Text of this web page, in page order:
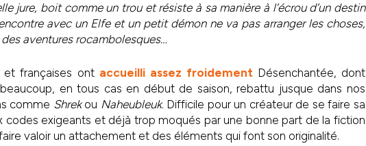
jure, boit comme un trou et résiste à sa manière à l’écrou d’un destin
avec un Elfe et un petit démon ne va pas arranger les choses,
aventures rocambolesques…
et françaises ont accueilli assez froidement Désenchantée, dont
en tous cas en début de saison, rebattu jusque dans nos
comme Shrekou Naheubleuk. Difficile pour un créateur de se faire sa
codes exigeants et déjà trop moqués par une bonne part de la fiction
valoir un attachement et des éléments qui font son originalité.